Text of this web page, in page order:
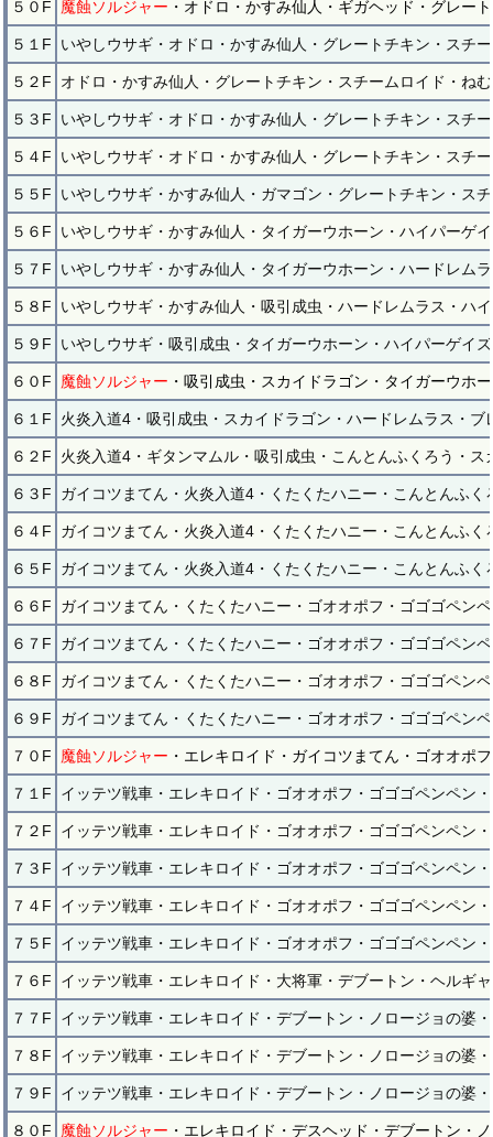
５０F 魔蝕ソルジャー ・オドロ・かすみ仙人・ギガヘッド・グレー
５１F いやしウサギ・オドロ・かすみ仙人・グレートチキン・スチ
５２F オドロ・かすみ仙人・グレートチキン・スチームロイド・ね
５３F いやしウサギ・オドロ・かすみ仙人・グレートチキン・スチ
５４F いやしウサギ・オドロ・かすみ仙人・グレートチキン・スチ
５５F いやしウサギ・かすみ仙人・ガマゴン・グレートチキン・ス
５６F いやしウサギ・かすみ仙人・タイガーウホーン・ハイパーゲ
５７F いやしウサギ・かすみ仙人・タイガーウホーン・ハードレム
５８F いやしウサギ・かすみ仙人・吸引成虫・ハードレムラス・ハ
５９F いやしウサギ・吸引成虫・タイガーウホーン・ハイパーゲイ
６０F 魔蝕ソルジャー ・吸引成虫・スカイドラゴン・タイガーウホ
６１F 火炎入道4・吸引成虫・スカイドラゴン・ハードレムラス・ブ
６２F 火炎入道4・ギタンマムル・吸引成虫・こんとんふくろう・
６３F ガイコツまてん・火炎入道4・くたくたハニー・こんとんふ
６４F ガイコツまてん・火炎入道4・くたくたハニー・こんとんふ
６５F ガイコツまてん・火炎入道4・くたくたハニー・こんとんふ
６６F ガイコツまてん・くたくたハニー・ゴオオポフ・ゴゴゴペン
６７F ガイコツまてん・くたくたハニー・ゴオオポフ・ゴゴゴペン
６８F ガイコツまてん・くたくたハニー・ゴオオポフ・ゴゴゴペン
６９F ガイコツまてん・くたくたハニー・ゴオオポフ・ゴゴゴペン
７０F 魔蝕ソルジャー ・エレキロイド・ガイコツまてん・ゴオオポ
７１F イッテツ戦車・エレキロイド・ゴオオポフ・ゴゴゴペンペン
７２F イッテツ戦車・エレキロイド・ゴオオポフ・ゴゴゴペンペン
７３F イッテツ戦車・エレキロイド・ゴオオポフ・ゴゴゴペンペン
７４F イッテツ戦車・エレキロイド・ゴオオポフ・ゴゴゴペンペン
７５F イッテツ戦車・エレキロイド・ゴオオポフ・ゴゴゴペンペン
７６F イッテツ戦車・エレキロイド・大将軍・デブートン・ヘルギ
７７F イッテツ戦車・エレキロイド・デブートン・ノロージョの婆
７８F イッテツ戦車・エレキロイド・デブートン・ノロージョの婆
７９F イッテツ戦車・エレキロイド・デブートン・ノロージョの婆
８０F 魔蝕ソルジャー ・エレキロイド・デスヘッド・デブートン・